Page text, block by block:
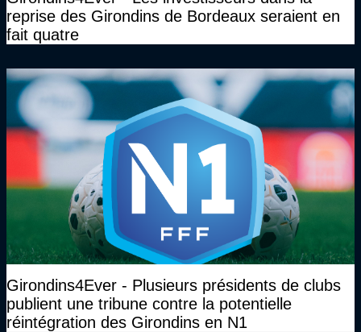
reprise des Girondins de Bordeaux seraient en
fait quatre
Girondins4Ever - Plusieurs présidents de clubs
publient une tribune contre la potentielle
réintégration des Girondins en N1